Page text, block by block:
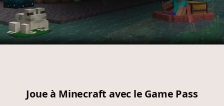
Joue à Minecraft avec le Game Pass